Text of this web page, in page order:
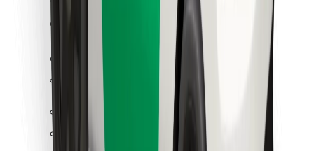
Biztonság
Pár perc alatt ott vagyunk érted!
Bolt alkalmazás letöltése
Találd meg kedvenc ételedet!
Bolt Food app letöltése